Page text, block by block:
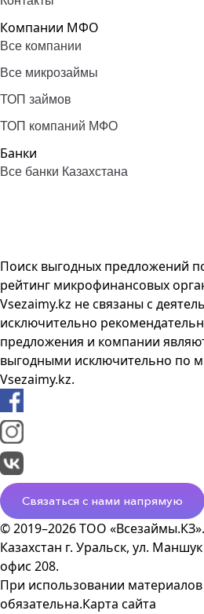
Компании МФО
Все компании
Все микрозаймы
ТОП займов
ТОП компаний МФО
Банки
Все банки Казахстана
Поиск выгодных предложений
рейтинг микрофинансовых
Vsezaimy.kz не связаны с
исключительно
предложения и компании
выгодными исключительно по
Vsezaimy.kz.
Связаться с нами напрямую
© 2019–2026 ТОО
Казахстан г. Уральск, ул.
офис 208.
При использовании материалов
обязательна.Карта сайта